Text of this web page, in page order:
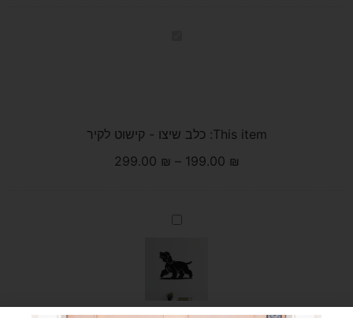
This item: כלב שיצו - קישוט לקיר
199.00 ₪
–
299.00 ₪
קוקר
ספניאל
קישוט
לקיר